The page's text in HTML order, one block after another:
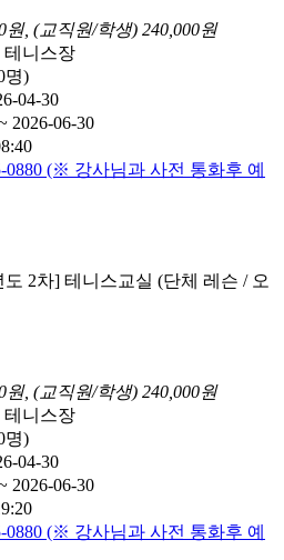
원, (교직원/학생) 240,000원
테니스장
명)
04-30
2026-06-30
0880 (※ 강사님과 사전 통화후 예
도 2차] 테니스교실 (단체 레슨 / 오
원, (교직원/학생) 240,000원
테니스장
명)
04-30
2026-06-30
0880 (※ 강사님과 사전 통화후 예